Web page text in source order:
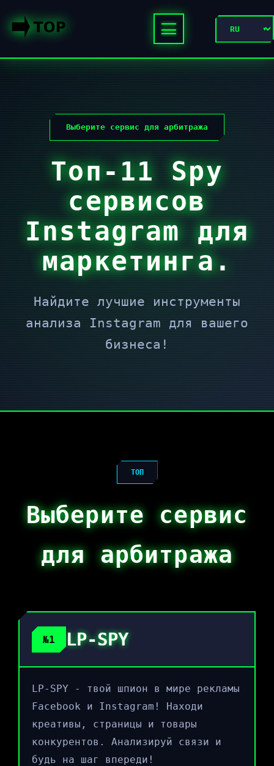
Выберите сервис для арбитража
Топ-11 Spy
сервисов
Instagram для
маркетинга.
Найдите лучшие инструменты
анализа Instagram для вашего
бизнеса!
ТОП
Выберите сервис
для арбитража
№1 LP-SPY
LP-SPY - твой шпион в мире рекламы
Facebook и Instagram! Находи
креативы, страницы и товары
конкурентов. Анализируй связи и
будь на шаг впереди!